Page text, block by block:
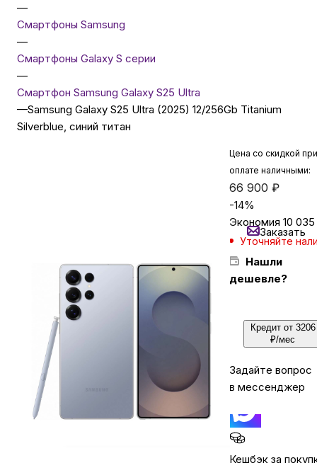
ТВ и проекторы
Бытовая техника
Сумки и чемоданы
LEGO
Для домашних питомцев
Умный дом и безопасность
Автомобильные аксессуары
Сервисный центр Apple в Самаре
—
Смартфоны Samsung
—
Смартфоны Galaxy S серии
—
Смартфон Samsung Galaxy S25 Ultra
—Samsung Galaxy S25 Ultra (2025) 12/256Gb Titanium
Silverblue, синий титан
Цена со скидкой при
оплате наличными:
66 900 ₽
-14%
Экономия 10 035
Уточняйте
Нашли
дешевле?
Заказать
Кредит от 3206
₽/мес
Задайте вопрос
в мессенджер
Кешбэк за